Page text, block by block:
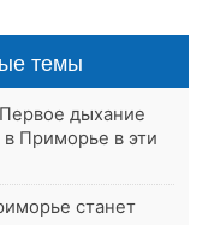
темы
дыхание
Приморье в эти
станет